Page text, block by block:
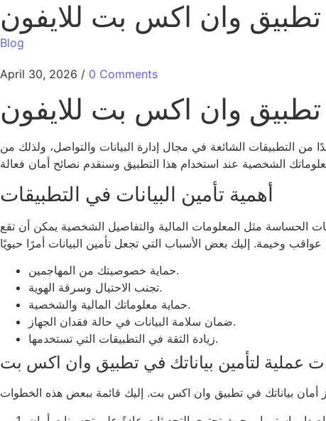
تطبيق وان اكس بت للايفون
Blog
April 30, 2026 / 0 Comments
تطبيق وان اكس بت للايفون
من التطبيقات الشائعة في مجال إدارة البيانات والتواصل، ولذلك من
أهمية تأمين البيانات في التطبيقات
الحساسة مثل المعلومات المالية والتفاصيل الشخصية يمكن أن تقع
حماية خصوصيتك من المهاجمين.
تجنب الاحتيال وسرقة الهوية.
حماية معلوماتك المالية والشخصية.
ضمان سلامة البيانات في حالة فقدان الجهاز.
زيادة الثقة في التطبيقات التي تستخدمها.
عملية لتأمين بياناتك في تطبيق وان اكس بت